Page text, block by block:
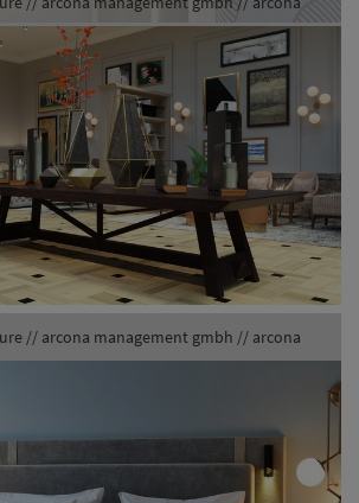
// arcona management gmbh // arcona